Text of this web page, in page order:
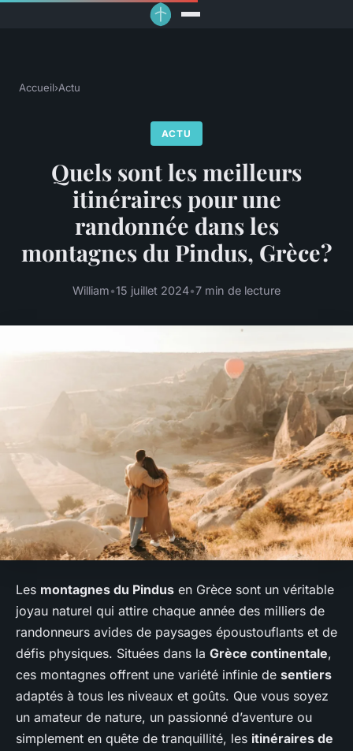
Accueil›Actu
ACTU
Quels sont les meilleurs
itinéraires pour une
randonnée dans les
montagnes du Pindus, Grèce?
William•15 juillet 2024•7 min de lecture
Les montagnes du Pindus en Grèce sont un véritable
joyau naturel qui attire chaque année des milliers de
randonneurs avides de paysages époustouflants et de
défis physiques. Situées dans la Grèce continentale,
ces montagnes offrent une variété infinie de sentiers
adaptés à tous les niveaux et goûts. Que vous soyez
un amateur de nature, un passionné d’aventure ou
simplement en quête de tranquillité, les itinéraires de